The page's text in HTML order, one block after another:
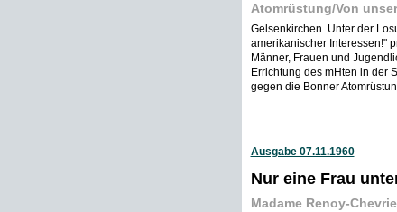
Atomrüstung/Von
Gelsenkirchen. Unter der
amerikanischer Interessen!"
Männer, Frauen und
Errichtung des mHten in der
gegen die Bonner
Ausgabe 07.11.1960
Nur eine Frau
Madame Renoy-